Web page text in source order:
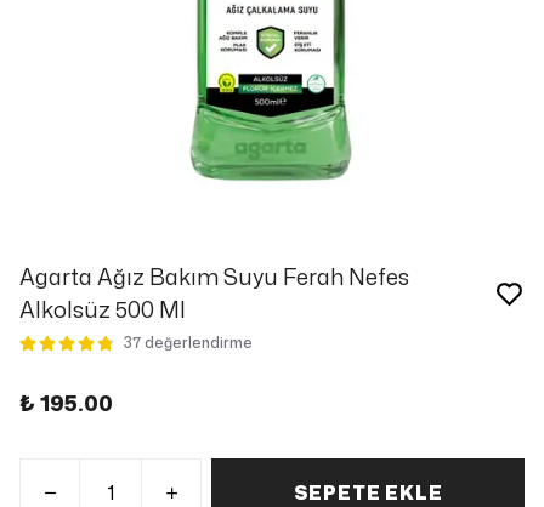
Agarta Ağız Bakım Suyu Ferah Nefes
Alkolsüz 500 Ml
37 değerlendirme
₺ 195.00
SEPETE EKLE